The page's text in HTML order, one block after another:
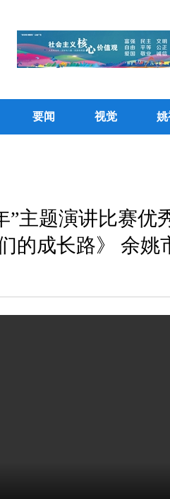
要闻 视觉 姚
”主题演讲比赛
的成长路》 余姚